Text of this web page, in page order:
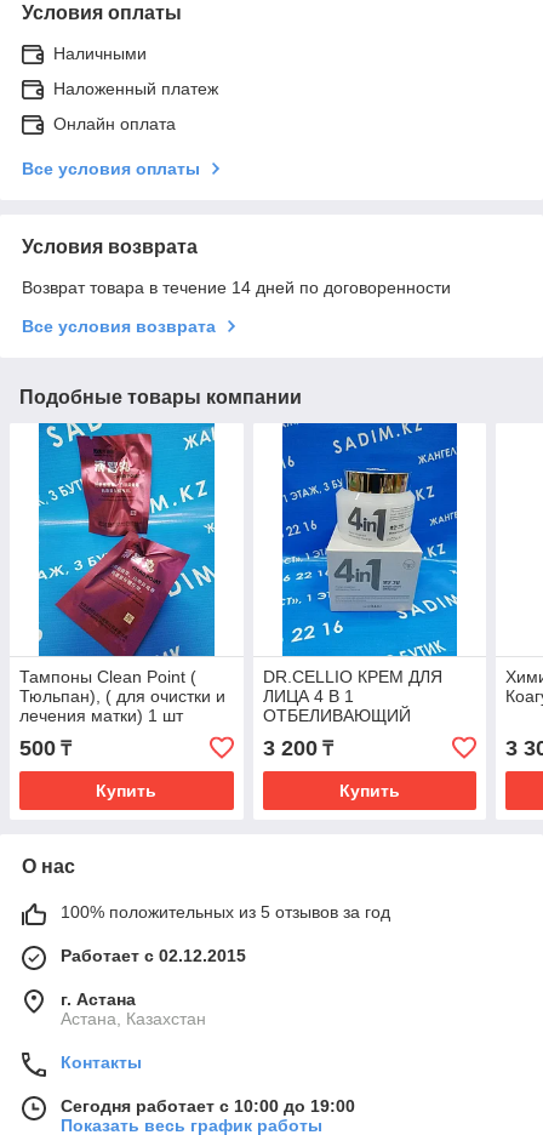
Условия оплаты
Наличными
Наложенный платеж
Онлайн оплата
Все условия оплаты
Условия возврата
Возврат товара в течение 14 дней по договоренности
Все условия возврата
Подобные товары компании
Тампоны Clean Point (
Тюльпан), ( для очистки и
лечения матки) 1 шт
500 ₸
Купить
DR.CELLIO КРЕМ ДЛЯ
ЛИЦА 4 В 1
ОТБЕЛИВАЮЩИЙ
BBOYAN CREAM
WHITENING BBOYAN
CREAM WHITENING
3 200₸
Купить
3
О нас
100% положительных из 5 отзывов за год
Работает с 02.12.2015
г. Астана
Астана, Казахстан
Контакты
Сегодня работает с 10:00 до 19:00
Показать весь график работы